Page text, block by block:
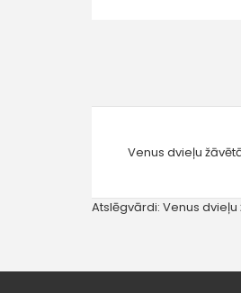
Venus dvieļu
Atslēgvārdi: Venus dvieļu